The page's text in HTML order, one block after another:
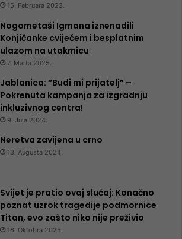
15. Februara 2023.
Nogometaši Igmana iznenadili
Konjičanke cvijećem i besplatnim
ulazom na utakmicu
7. Marta 2025.
Jablanica: “Budi mi prijatelj” –
Pokrenuta kampanja za izgradnju
inkluzivnog centra!
9. Jula 2024.
Neretva zavijena u crno
13. Augusta 2024.
Svijet je pratio ovaj slučaj: Konačno
poznat uzrok tragedije podmornice
Titan, evo zašto niko nije preživio
16. Oktobra 2025.